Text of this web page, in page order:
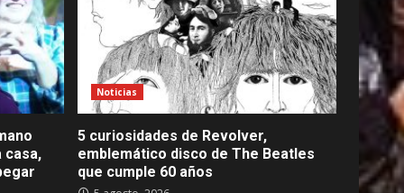
casa,
Noticias
5 curiosidades de Revolver,
emblemático disco de The Beatles
que cumple 60 años